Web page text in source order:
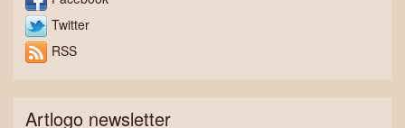
Twitter
RSS
Artlogo newsletter